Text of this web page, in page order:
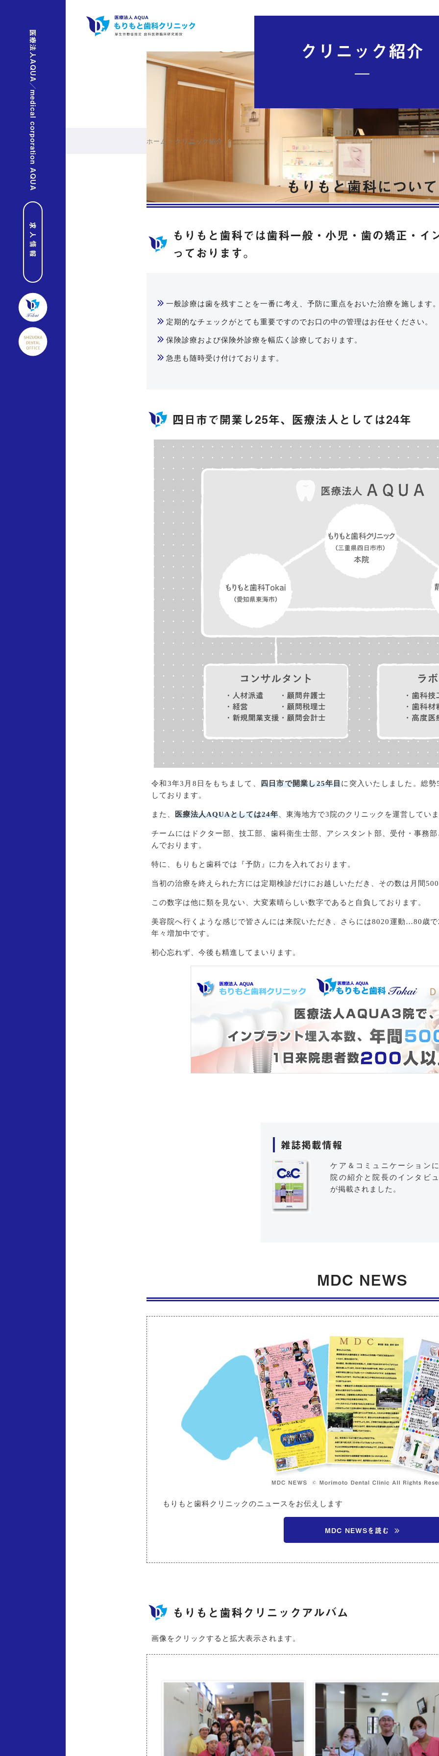
医療法人AQUA／medical corporation AQUA
求人情報
クリニック紹介
ホーム > クリニック紹介
もりもと歯科について
もりもと歯科では歯科一般・小児・歯の矯正・イ
っております。
一般診療は歯を残すことを一番に考え、予防に重点をおいた治療を施します。
定期的なチェックがとても重要ですのでお口の中の管理はお任せください。
保険診療および保険外診療を幅広く診療しております。
急患も随時受け付けております。
四日市で開業し25年、医療法人としては24年
令和3年3月8日をもちまして、 四日市で開業し25年目に突入いたしました。総
しております。
また、医療法人AQUAとしては24年、東海地方で3院のクリニックを運営していま
チームにはドクター部、技工部、歯科衛生士部、アシスタント部、受付・事務
んでおります。
特に、もりもと歯科では『予防』に力を入れております。
当初の治療を終えられた方には定期検診だけにお越しいただき、その数は月間
この数字は他に類を見ない、大変素晴らしい数字であると自負しております。
美容院へ行くような感じで皆さんには来院いただき、さらには8020運動…80歳
年々増加中です。
初心忘れず、今後も精進してまいります。
雑誌掲載情報
ケア＆コミュニケーション
院の紹介と院長のインタビ
が掲載されました。
MDC NEWS
もりもと歯科クリニックのニュースをお伝えします
MDC NEWSを読む
もりもと歯科クリニックアルバム
画像をクリックすると拡大表示されます。